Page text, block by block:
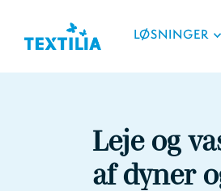
LØSNINGER
Leje og
af dyner